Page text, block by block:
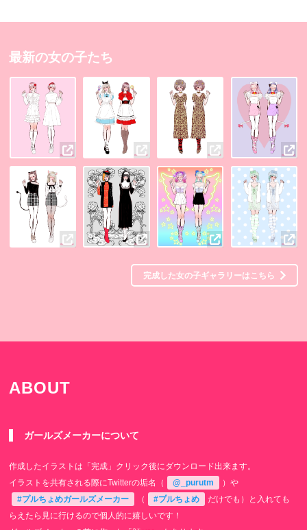
最新の女の子たち
完成した女の子ギャラリーはこちら
ABOUT
ガールズメーカーについて
作成したイラストは「完成」クリック後にダウンロード出来ます。
イラストを共有される際にTwitterの垢名（
@_purutm
）や
#プルちょめガールズメーカー
（ #プルちょめ
だけでも）と入れても
らえたら見に行けるので個人的に嬉しいです！